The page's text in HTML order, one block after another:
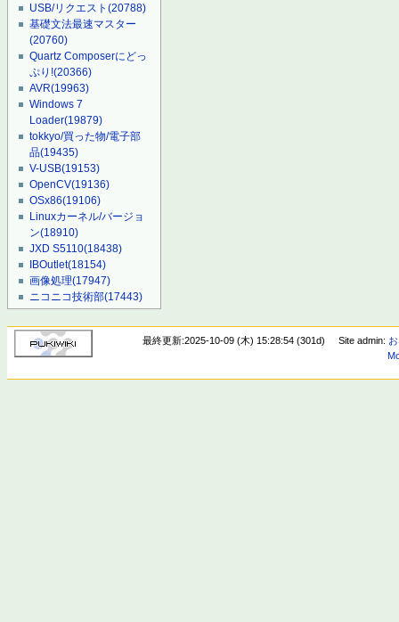
USB/リクエスト(20788)
基礎文法最速マスター
(20760)
Quartz Composerにどっ
ぷり!(20366)
AVR(19963)
Windows 7
Loader(19879)
tokkyo/買った物/電子部
品(19435)
V-USB(19153)
OpenCV(19136)
OSx86(19106)
Linuxカーネル/バージョ
ン(18910)
JXD S5110(18438)
IBOutlet(18154)
画像処理(17947)
ニコニコ技術部(17443)
最終更新:2025-10-09 (木) 15:28:54 (301d) Site admin: